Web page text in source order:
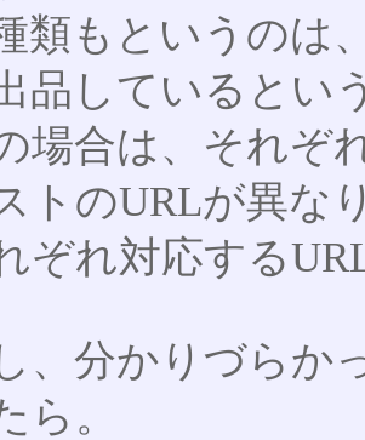
類もというのは
品しているとい
場合は、それぞ
トのURLが異な
ぞれ対応する
、分かりづらか
ら。